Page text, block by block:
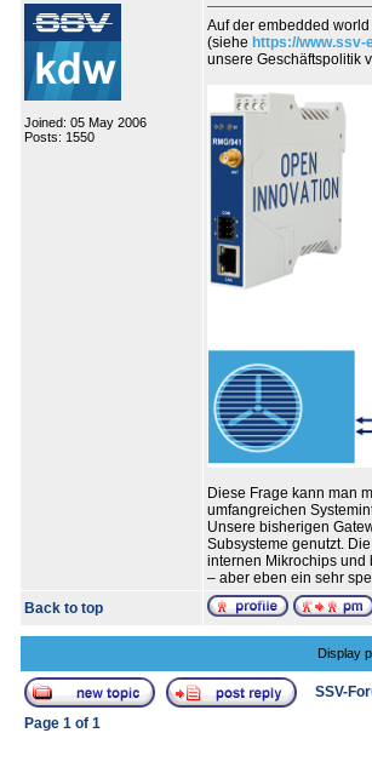
Joined: 05 May 2006
Posts: 1550
Auf der embedded
(siehe https://www.ssv-
unsere Geschäftspolitik
Diese Frage kann man
umfangreichen
Unsere bisherigen
Subsysteme genutzt.
internen Mikrochips und
– aber eben ein sehr
Back to top
Display
SSV-
Page 1of 1